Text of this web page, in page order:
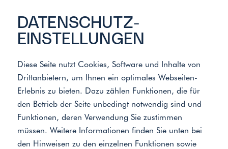
DATENSCHUTZ­
EINSTELLUNGEN
Diese Seite nutzt Cookies, Software und Inhalte von
Drittanbietern, um Ihnen ein optimales Webseiten-
Erlebnis zu bieten. Dazu zählen Funktionen, die für
den Betrieb der Seite unbedingt notwendig sind und
Funktionen, deren Verwendung Sie zustimmen
müssen. Weitere Informationen finden Sie unten bei
den Hinweisen zu den einzelnen Funktionen sowie
Start Standort Rettinger GmbH
HEIZUNG
MODERNISIEREN IN
KEMPTEN